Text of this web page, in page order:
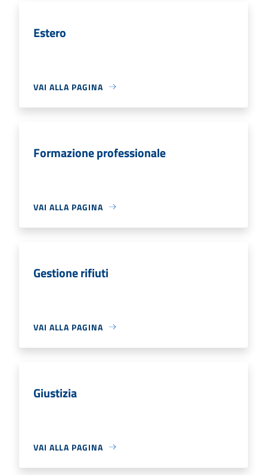
Estero
VAI ALLA PAGINA
Formazione professionale
VAI ALLA PAGINA
Gestione rifiuti
VAI ALLA PAGINA
Giustizia
VAI ALLA PAGINA